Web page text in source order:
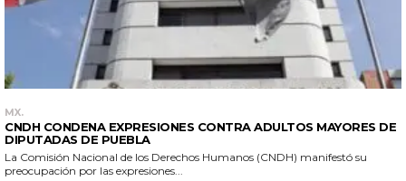
MX.
CNDH CONDENA EXPRESIONES CONTRA ADULTOS MAYORES DE
DIPUTADAS DE PUEBLA
La Comisión Nacional de los Derechos Humanos (CNDH) manifestó su
preocupación por las expresiones...